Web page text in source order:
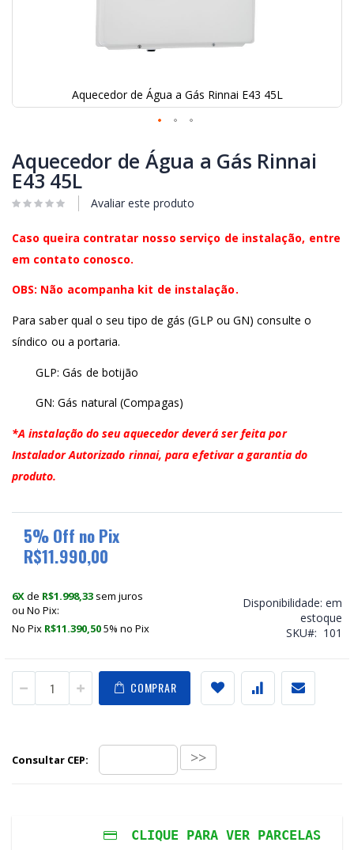
Aquecedor de Água a Gás Rinnai E43 45L
para
o
início
da
Galeria
imagens
Aquecedor de Água a Gás Rinnai
E43 45L
Avaliar este produto
Caso queira contratar nosso serviço de instalação, entre
em contato conosco.
OBS: Não acompanha kit de instalação.
Para saber qual o seu tipo de gás (GLP ou GN) consulte o
síndico ou a portaria.
GLP: Gás de botijão
GN: Gás natural (Compagas)
*A instalação do seu aquecedor deverá ser feita por
Instalador Autorizado rinnai, para efetivar a garantia do
produto.
5% Off no Pix
R$11.990,00
6Xde R$1.998,33 sem juros
ou No Pix:
No Pix R$11.390,505% no Pix
Disponibilidade: em
estoque
SKU
101
COMPRAR
Consultar CEP: >>
CLIQUE PARA VER PARCELAS